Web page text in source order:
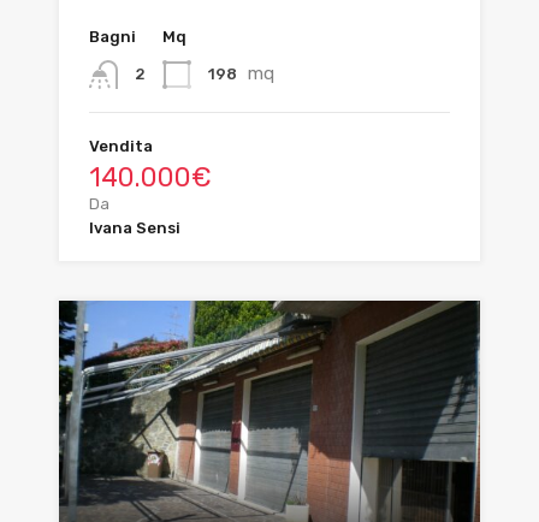
Bagni
2
Mq
198 mq
Vendita
140.000€
Da
Ivana Sensi